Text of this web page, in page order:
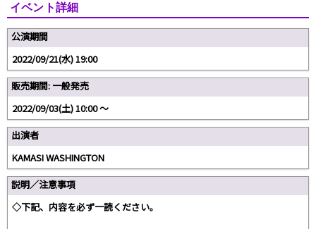
イベント詳細
公演期間
2022/09/21(水) 19:00
販売期間: 一般発売
2022/09/03(土) 10:00 〜
出演者
KAMASI WASHINGTON
説明／注意事項
◇下記、内容を必ず一読ください。